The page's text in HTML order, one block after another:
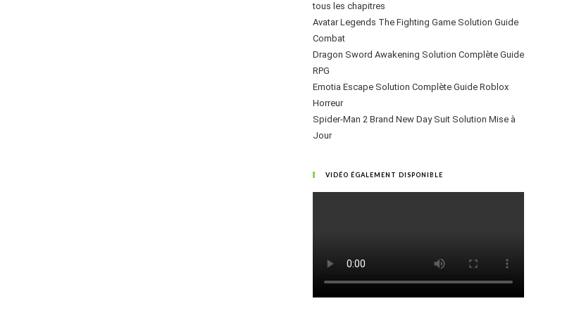
tous les chapitres
Avatar Legends The Fighting Game Solution Guide
Combat
Dragon Sword Awakening Solution Complète Guide
RPG
Emotia Escape Solution Complète Guide Roblox
Horreur
Spider-Man 2 Brand New Day Suit Solution Mise à
Jour
VIDÉO ÉGALEMENT DISPONIBLE